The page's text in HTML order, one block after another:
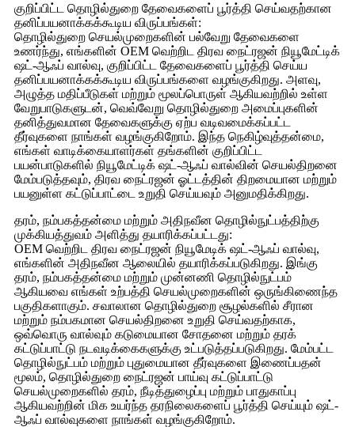
குறிப்பிட்ட தொழில்துறை தேவைகளைப் பூர்த்தி செய்வதற்கான
தனிப்பயனாக்கக்கூடிய விருப்பங்கள்:
தொழில்துறை செயல்முறைகளின் பல்வேறு தேவைகளை
உணர்ந்து, எங்களின் OEM வெற்றிட திரவ நைட்ரஜன் நியூமேட்டிக்
ஷட்-ஆஃப் வால்வு, குறிப்பிட்ட தேவைகளைப் பூர்த்தி செய்ய
தனிப்பயனாக்கக்கூடிய விருப்பங்களை வழங்குகிறது. அளவு,
அழுத்த மதிப்பீடுகள் மற்றும் மூலப்பொருள் ஆகியவற்றில் உள்ள
வேறுபாடுகளுடன், வெவ்வேறு தொழில்துறை அமைப்புகளின்
தனித்துவமான தேவைகளுக்கு ஏற்ப வடிவமைக்கப்பட்ட
தீர்வுகளை நாங்கள் வழங்குகிறோம். இந்த நெகிழ்வுத்தன்மை,
எங்கள் வாடிக்கையாளர்கள் தங்களின் குறிப்பிட்ட
பயன்பாடுகளில் நியூமேட்டிக் ஷட்-ஆஃப் வால்வின் செயல்திறனை
மேம்படுத்தவும், திரவ நைட்ரஜன் ஓட்டத்தின் திறமையான மற்றும்
பயனுள்ள கட்டுப்பாட்டை உறுதி செய்யவும் அனுமதிக்கிறது.
தரம், நம்பகத்தன்மை மற்றும் அதிநவீன தொழில்நுட்பத்திற்கு
முக்கியத்துவம் அளித்து தயாரிக்கப்பட்டது:
OEM வெற்றிட திரவ நைட்ரஜன் நியூமேடிக் ஷட்-ஆஃப் வால்வு,
எங்களின் அதிநவீன ஆலையில் தயாரிக்கப்படுகிறது. இங்கு
தரம், நம்பகத்தன்மை மற்றும் முன்னணி தொழில்நுட்பம்
ஆகியவை எங்கள் உற்பத்தி செயல்முறைகளின் ஒருங்கிணைந்த
பகுதிகளாகும். சவாலான தொழில்துறை சூழல்களில் சீரான
மற்றும் நம்பகமான செயல்திறனை உறுதி செய்வதற்காக,
ஒவ்வொரு வால்வும் கடுமையான சோதனை மற்றும் தரக்
கட்டுப்பாட்டு நடவடிக்கைகளுக்கு உட்படுத்தப்படுகிறது. மேம்பட்ட
தொழில்நுட்பம் மற்றும் புதுமையான தீர்வுகளை இணைப்பதன்
மூலம், தொழில்துறை நைட்ரஜன் பாய்வு கட்டுப்பாட்டு
செயல்முறைகளில் தரம், நீடித்துழைப்பு மற்றும் பாதுகாப்பு
ஆகியவற்றின் மிக உயர்ந்த தரநிலைகளைப் பூர்த்தி செய்யும் ஷட்-
ஆஃப் வால்வுகளை நாங்கள் வழங்குகிறோம்.